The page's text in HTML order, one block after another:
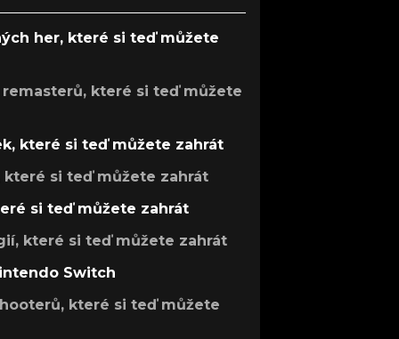
her, které si teď můžete
které si teď můžete
které si teď můžete zahrát
si teď můžete zahrát
si teď můžete zahrát
které si teď můžete zahrát
Switch
které si teď můžete